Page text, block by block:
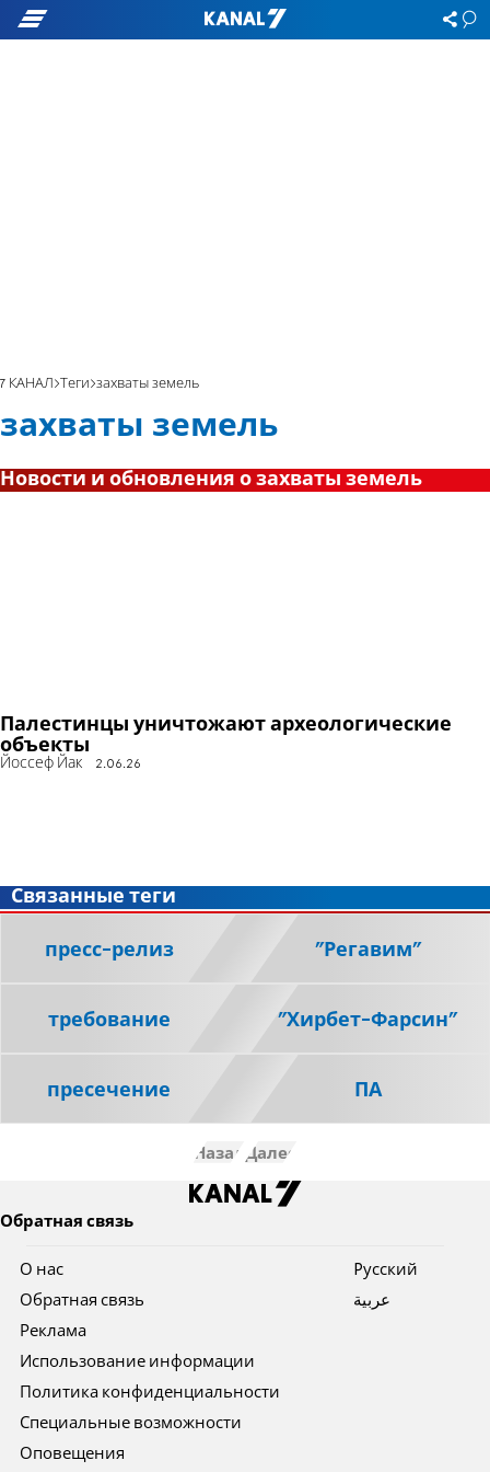
7 КАНАЛ Теги захваты земель
захваты земель
Новости и обновления о захваты земель
Палестинцы уничтожают археологические
объекты
Йоссеф Йак 2.06.26
Связанные теги
пресс-релиз "Регавим"
требование "Хирбет-Фарсин"
пресечение ПА
Назад Далее
Обратная связь
О нас
Обратная связь
Реклама
Использование информации
Политика конфиденциальности
Специальные возможности
Оповещения
Pусский
عربية